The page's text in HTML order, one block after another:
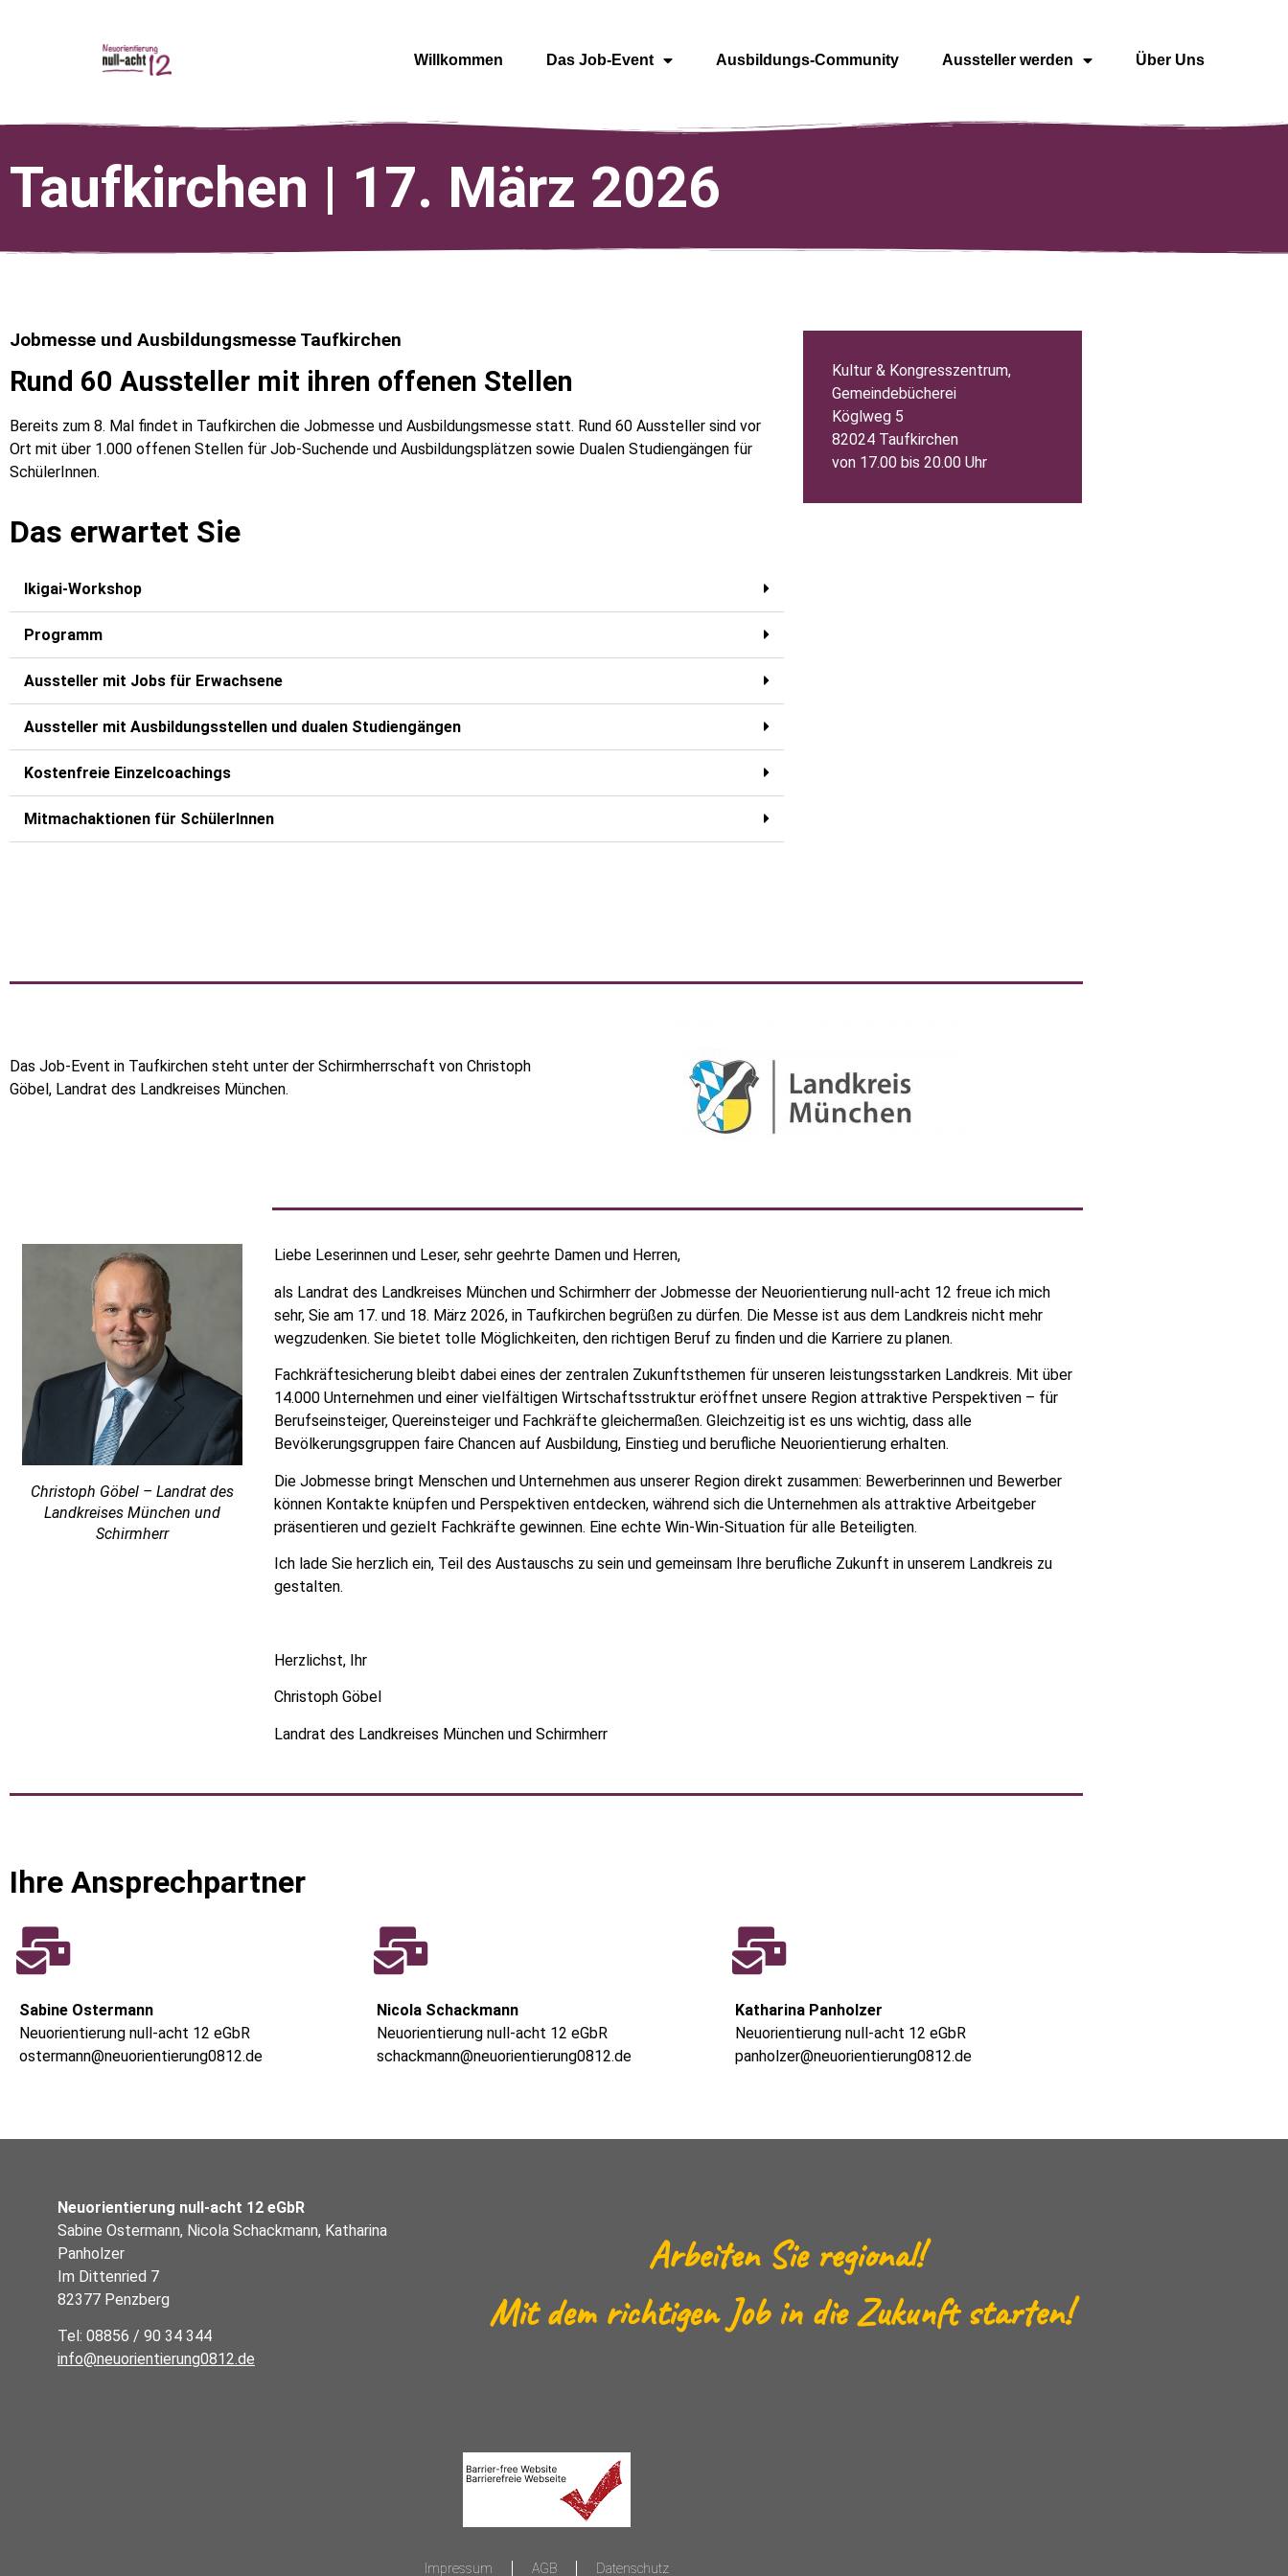
Willkommen Das Job-Event Ausbildungs-Community Aussteller werden Über Uns
Taufkirchen | 17. März 2026
Jobmesse und Ausbildungsmesse Taufkirchen
Rund 60 Aussteller mit ihren offenen Stellen
Bereits zum 8. Mal findet in Taufkirchen die Jobmesse und Ausbildungsmesse statt. Rund 60 Aussteller sind vor
Ort mit über 1.000 offenen Stellen für Job-Suchende und Ausbildungsplätzen sowie Dualen Studiengängen für
SchülerInnen.
Das erwartet Sie
Ikigai-Workshop
Programm
Aussteller mit Jobs für Erwachsene
Aussteller mit Ausbildungsstellen und dualen Studiengängen
Kostenfreie Einzelcoachings
Mitmachaktionen für SchülerInnen
Kultur & Kongresszentrum,
Gemeindebücherei
Köglweg 5
82024 Taufkirchen
von 17.00 bis 20.00 Uhr
Das Job-Event in Taufkirchen steht unter der Schirmherrschaft von Christoph
Göbel, Landrat des Landkreises München.
Christoph Göbel – Landrat des
Landkreises München und
Schirmherr
Liebe Leserinnen und Leser, sehr geehrte Damen und Herren,
als Landrat des Landkreises München und Schirmherr der Jobmesse der Neuorientierung null-acht 12 freue ich mich
sehr, Sie am 17. und 18. März 2026, in Taufkirchen begrüßen zu dürfen. Die Messe ist aus dem Landkreis nicht mehr
wegzudenken. Sie bietet tolle Möglichkeiten, den richtigen Beruf zu finden und die Karriere zu planen.
Fachkräftesicherung bleibt dabei eines der zentralen Zukunftsthemen für unseren leistungsstarken Landkreis. Mit über
14.000 Unternehmen und einer vielfältigen Wirtschaftsstruktur eröffnet unsere Region attraktive Perspektiven – für
Berufseinsteiger, Quereinsteiger und Fachkräfte gleichermaßen. Gleichzeitig ist es uns wichtig, dass alle
Bevölkerungsgruppen faire Chancen auf Ausbildung, Einstieg und berufliche Neuorientierung erhalten.
Die Jobmesse bringt Menschen und Unternehmen aus unserer Region direkt zusammen: Bewerberinnen und Bewerber
können Kontakte knüpfen und Perspektiven entdecken, während sich die Unternehmen als attraktive Arbeitgeber
präsentieren und gezielt Fachkräfte gewinnen. Eine echte Win-Win-Situation für alle Beteiligten.
Ich lade Sie herzlich ein, Teil des Austauschs zu sein und gemeinsam Ihre berufliche Zukunft in unserem Landkreis zu
gestalten.
Herzlichst, Ihr
Christoph Göbel
Landrat des Landkreises München und Schirmherr
Ihre Ansprechpartner
Sabine Ostermann
Neuorientierung null-acht 12 eGbR
ostermann@neuorientierung0812.de
Nicola Schackmann
Neuorientierung null-acht 12 eGbR
schackmann@neuorientierung0812.de
Katharina Panholzer
Neuorientierung null-acht 12 eGbR
panholzer@neuorientierung0812.de
Neuorientierung null-acht 12 eGbR
Sabine Ostermann, Nicola Schackmann, Katharina
Panholzer
Im Dittenried 7
82377 Penzberg
Tel: 08856 / 90 34 344
info@neuorientierung0812.de
Arbeiten Sie regional!
Mit dem richtigen Job in die Zukunft starten!
Impressum AGB Datenschutz